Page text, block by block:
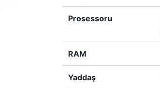
Prosessoru
RAM
Yaddaş